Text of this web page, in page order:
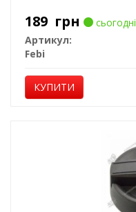
189 грн
сьогодні
Артикул:
Febi
КУПИТИ